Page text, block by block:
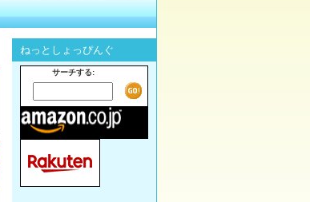
ねっとしょっぴんぐ
サーチする: